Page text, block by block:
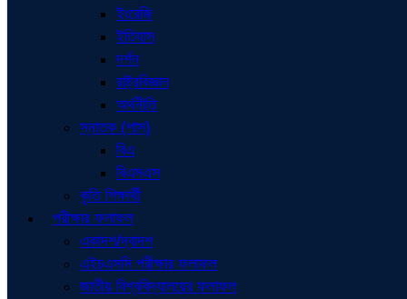
ইংরেজি
ইতিহাস
দর্শন
রাষ্ট্রবিজ্ঞান
অর্থনীতি
স্নাতক (পাস)
বিএ
বিএসএস
কৃতি শিক্ষার্থী
পরীক্ষার ফলাফল
একাদশ/দ্বাদশ
এইচএসসি পরীক্ষার ফলাফল
জাতীয় বিশ্ববিদ্যালয়ের ফলাফল